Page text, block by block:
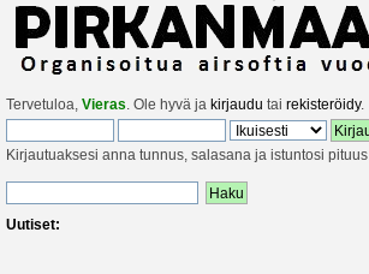
Tervetuloa, Vieras. Ole hyvä ja kirjaudu tai rekisteröidy.
Kirjautuaksesi anna tunnus, salasana ja istuntosi pituus
Uutiset: